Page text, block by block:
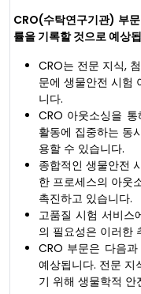
CRO(수탁연구기관) 부
률을 기록할 것으로 예상
CRO는 전문 지식,
문에 생물안전 시험
니다.
CRO 아웃소싱을
활동에 집중하는 동
용할 수 있습니다.
종합적인 생물안전
한 프로세스의 아웃
촉진하고 있습니다.
고품질 시험 서비스
의 필요성은 이러한
CRO 부문은 다음
예상됩니다. 전문
기 위해 생물학적